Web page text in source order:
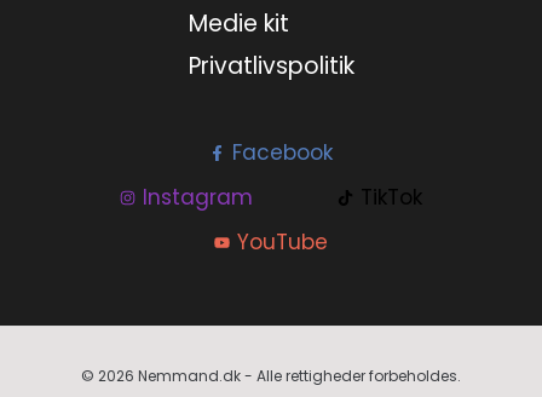
Medie kit
Privatlivspolitik
Facebook
Instagram
TikTok
YouTube
© 2026 Nemmand.dk - Alle rettigheder forbeholdes.